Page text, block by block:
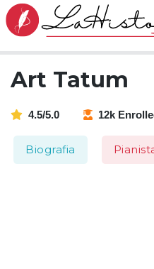
Art Tatum
4.5/5.0 12k
Biografia